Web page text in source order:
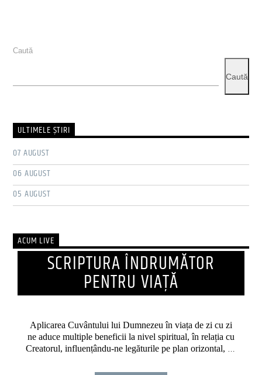
Caută
Caută
ULTIMELE ŞTIRI
07 AUGUST
06 AUGUST
05 AUGUST
ACUM LIVE
SCRIPTURA ÎNDRUMĂTOR
PENTRU VIAȚĂ
Aplicarea Cuvântului lui Dumnezeu în viața de zi cu zi
ne aduce multiple beneficii la nivel spiritual, în relația cu
Creatorul, influențându-ne legăturile pe plan orizontal, cu